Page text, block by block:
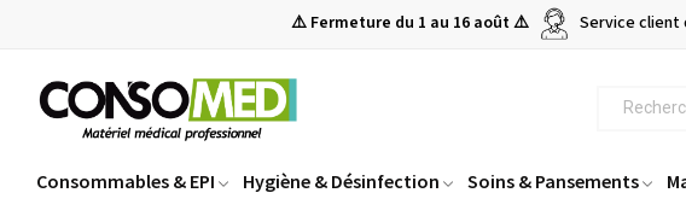
⚠️ Fermeture du 1 au 16 août ⚠️ Service client
Consommables & EPI Hygiène & Désinfection Soins & Pansements